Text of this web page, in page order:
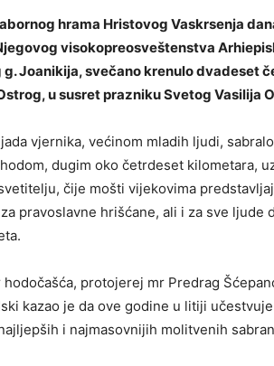
hrama Hristovog Vaskrsenja
visokopreosveštenstva
Joanikija, svečano krenulo dvadeset
u susret prazniku Svetog Vasilija
vjernika, većinom mladih ljudi,
dugim oko četrdeset kilometara,
čije mošti vijekovima
pravoslavne hrišćane, ali i za sve
hodočašća, protojerej mr Predrag
kazao je da ove godine u litiji
i najmasovnijih molitvenih